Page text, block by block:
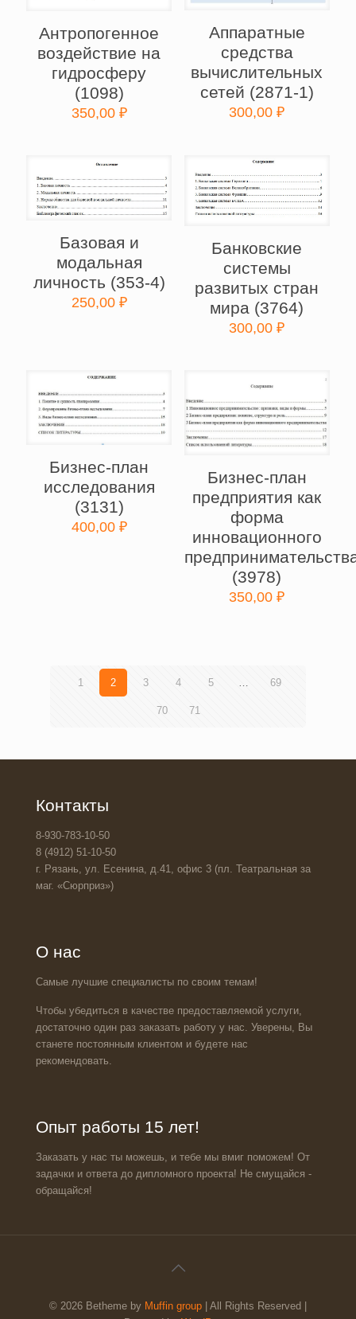
Антропогенное
воздействие на
гидросферу
(1098)
350,00 ₽
Аппаратные
средства
вычислительных
сетей (2871-1)
300,00₽
Базовая и
модальная
личность (353-4)
250,00 ₽
Банковские
системы
развитых стран
мира (3764)
300,00₽
Бизнес-план
исследования
(3131)
400,00 ₽
Бизнес-план
предприятия как
форма
инновационного
(3978)
350,00₽
1 2 3 4 5 … 69
70 71
Контакты
8-930-783-10-50
8 (4912) 51-10-50
г. Рязань, ул. Есенина, д.41, офис 3 (пл. Театральная за
маг. «Сюрприз»)
О нас
Самые лучшие специалисты по своим темам!
Чтобы убедиться в качестве предоставляемой услуги,
достаточно один раз заказать работу у нас. Уверены, Вы
станете постоянным клиентом и будете нас
рекомендовать.
Опыт работы 15 лет!
Заказать у нас ты можешь, и тебе мы вмиг поможем! От
задачки и ответа до дипломного проекта! Не смущайся -
обращайся!
© 2026 Betheme by Muffin group | All Rights Reserved |